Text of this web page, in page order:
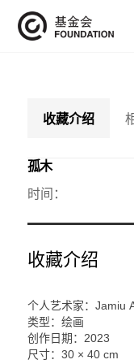
收藏介绍
孤木
时间：
收藏介绍
个人艺术家：Jamiu
类型：绘画
创作日期：2023
尺寸： 30 × 40 cm